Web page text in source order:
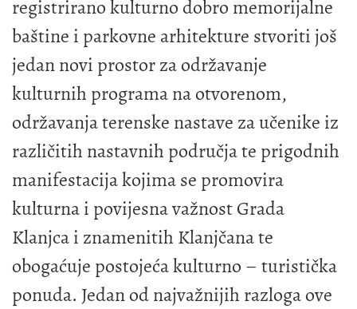
registrirano kulturno dobro memorijalne
baštine i parkovne arhitekture stvoriti još
jedan novi prostor za održavanje
kulturnih programa na otvorenom,
održavanja terenske nastave za učenike iz
različitih nastavnih područja te prigodnih
manifestacija kojima se promovira
kulturna i povijesna važnost Grada
Klanjca i znamenitih Klanjčana te
obogaćuje postojeća kulturno – turistička
ponuda. Jedan od najvažnijih razloga ove